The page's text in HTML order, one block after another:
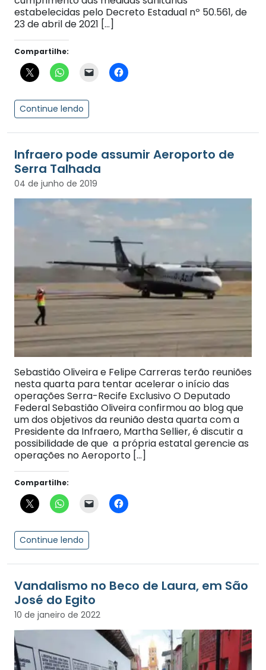
estabelecidas pelo Decreto Estadual nº 50.561, de
23 de abril de 2021 […]
Compartilhe:
Continue lendo
Infraero pode assumir Aeroporto de
Serra Talhada
04 de junho de 2019
Sebastião Oliveira e Felipe Carreras terão reuniões
nesta quarta para tentar acelerar o início das
operações Serra-Recife Exclusivo O Deputado
Federal Sebastião Oliveira confirmou ao blog que
um dos objetivos da reunião desta quarta com a
Presidente da Infraero, Martha Sellier, é discutir a
possibilidade de que a própria estatal gerencie as
operações no Aeroporto […]
Compartilhe:
Continue lendo
Vandalismo no Beco de Laura, em São
José do Egito
10 de janeiro de 2022